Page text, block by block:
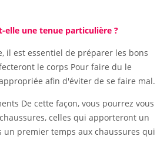
elle une tenue particulière ?
il est essentiel de préparer les bons
le corps Pour faire du le
afin d'éviter de se faire mal.
De cette façon, vous pourrez vous
celles qui apporteront un
un premier temps aux chaussures qui